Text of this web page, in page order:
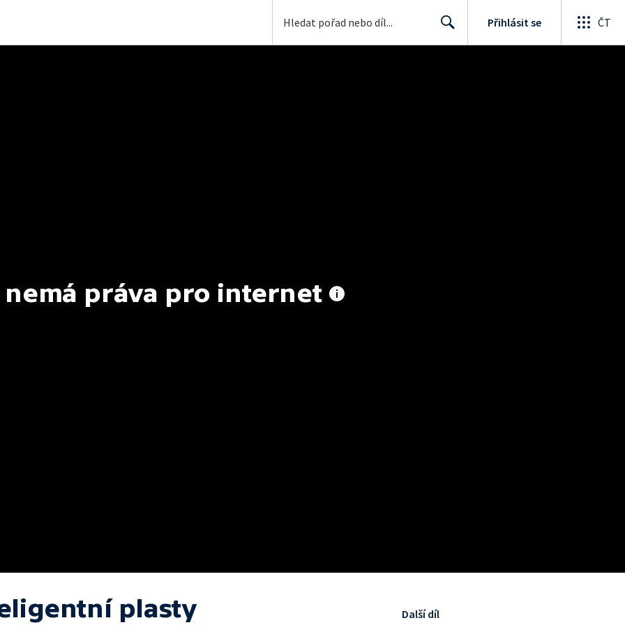
Přihlásit se ČT
nemá práva pro internet
plasty Další díl